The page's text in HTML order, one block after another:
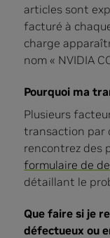
articles sont
facturé à
charge
nom « NVIDIA
Pourquoi ma
Plusieurs
transaction par
rencontrez des
formulaire de
détaillant le
Que faire si je
défectueux ou